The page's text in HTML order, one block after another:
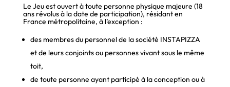
Le Jeu est ouvert à toute personne physique majeure (18
ans révolus à la date de participation), résidant en
France métropolitaine, à l’exception :
des membres du personnel de la société INSTAPIZZA
et de leurs conjoints ou personnes vivant sous le même
toit,
de toute personne ayant participé à la conception ou à